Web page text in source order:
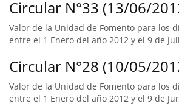
Circular N°33 (13/06/
Valor de la Unidad de Fomento para los
entre el 1 Enero del año 2012 y el 9 de
Circular N°28 (10/05/
Valor de la Unidad de Fomento para los
entre el 1 Enero del año 2012 y el 9 de